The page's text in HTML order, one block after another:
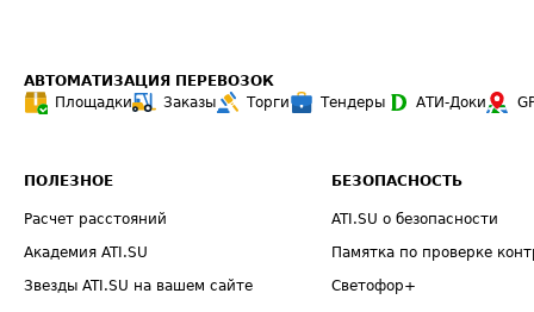
АВТОМАТИЗАЦИЯ ПЕРЕВОЗОК
Площадки
Заказы Торги Тендеры АТИ-Доки
ПОЛЕЗНОЕ
Расчет расстояний
Академия ATI.SU
Звезды ATI.SU на вашем сайте
БЕЗОПАСНОСТЬ
ATI.SU о безопасности
Памятка по проверке
Светофор+